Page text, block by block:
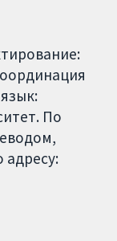
По
адресу: